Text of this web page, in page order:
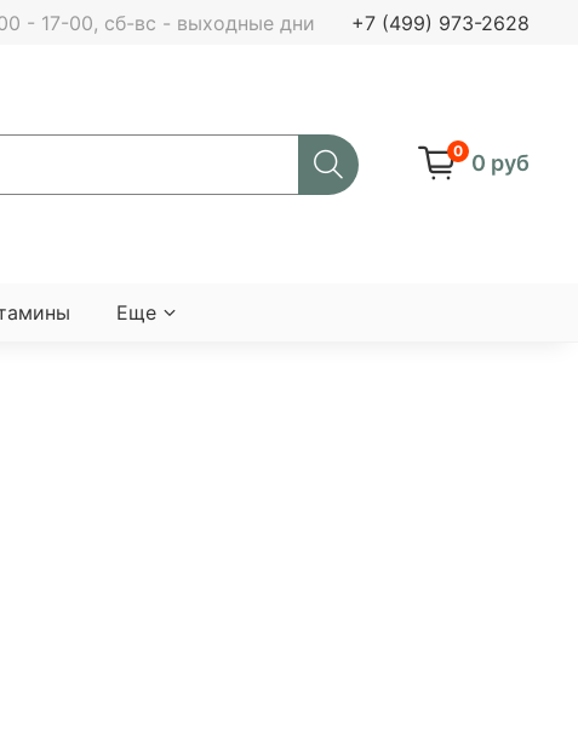
- 17-00, сб-вс - выходные дни +7 (499) 973-2628
0 0 руб
Еще